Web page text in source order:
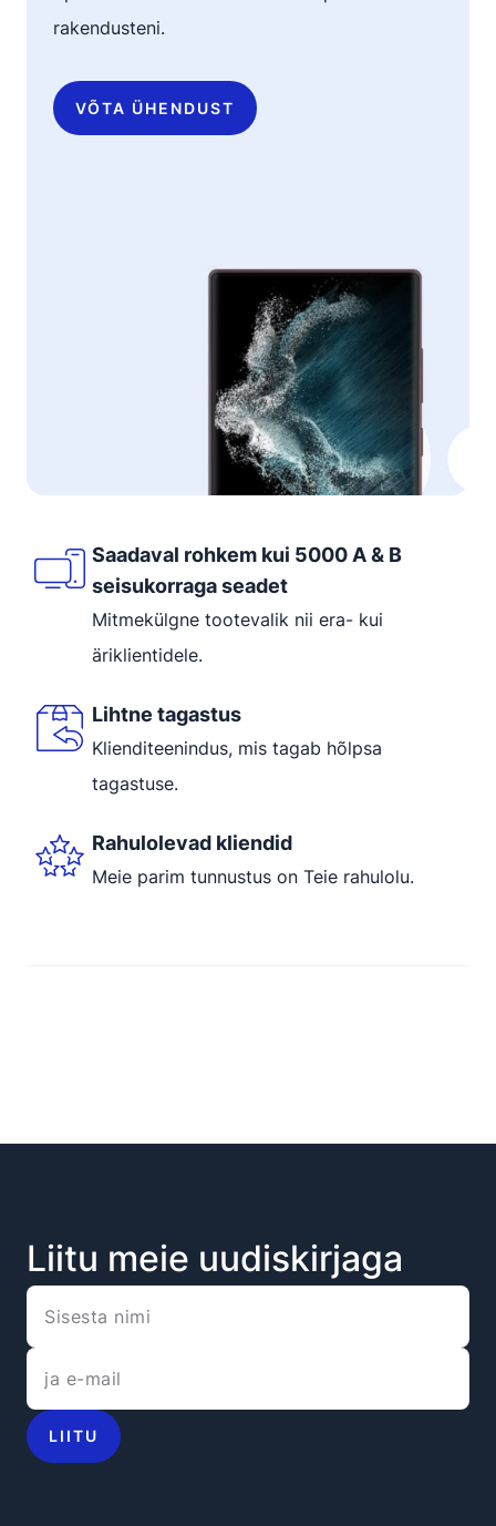
rakendusteni.
VÕTA ÜHENDUST
Saadaval rohkem kui 5000 A & B
seisukorraga seadet
Mitmekülgne tootevalik nii era- kui
äriklientidele.
Lihtne tagastus
Klienditeenindus, mis tagab hõlpsa
tagastuse.
Rahulolevad kliendid
Meie parim tunnustus on Teie rahulolu.
Liitu meie uudiskirjaga
LIITU